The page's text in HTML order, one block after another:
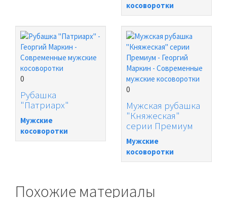
косоворотки
0
Рубашка
"Патриарх"
Мужские
косоворотки
0
Мужская рубашка
"Княжеская"
серии Премиум
Мужские
косоворотки
Похожие материалы